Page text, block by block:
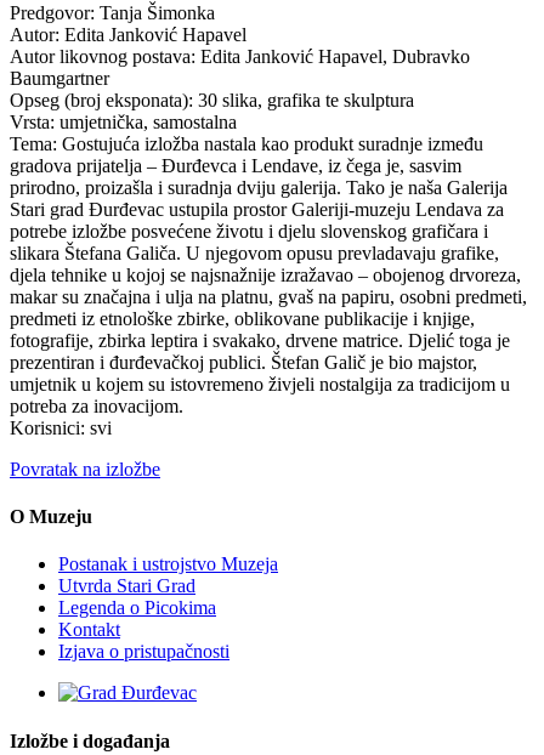
Predgovor: Tanja Šimonka
Autor: Edita Janković Hapavel
Autor likovnog postava: Edita Janković Hapavel, Dubravko
Baumgartner
Opseg (broj eksponata): 30 slika, grafika te skulptura
Vrsta: umjetnička, samostalna
Tema: Gostujuća izložba nastala kao produkt suradnje između
gradova prijatelja – Đurđevca i Lendave, iz čega je, sasvim
prirodno, proizašla i suradnja dviju galerija. Tako je naša Galerija
Stari grad Đurđevac ustupila prostor Galeriji-muzeju Lendava za
potrebe izložbe posvećene životu i djelu slovenskog grafičara i
slikara Štefana Galiča. U njegovom opusu prevladavaju grafike,
djela tehnike u kojoj se najsnažnije izražavao – obojenog drvoreza,
makar su značajna i ulja na platnu, gvaš na papiru, osobni predmeti,
predmeti iz etnološke zbirke, oblikovane publikacije i knjige,
fotografije, zbirka leptira i svakako, drvene matrice. Djelić toga je
prezentiran i đurđevačkoj publici. Štefan Galič je bio majstor,
umjetnik u kojem su istovremeno živjeli nostalgija za tradicijom u
potreba za inovacijom.
Korisnici: svi
Povratak na izložbe
O Muzeju
Postanak i ustrojstvo Muzeja
Utvrda Stari Grad
Legenda o Picokima
Kontakt
Izjava o pristupačnosti
Izložbe i događanja